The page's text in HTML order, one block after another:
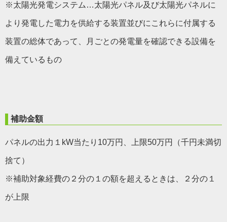
※太陽光発電システム…太陽光パネル及び太陽光パネルに
より発電した電力を供給する装置並びにこれらに付属する
装置の総体であって、月ごとの発電量を確認できる設備を
備えているもの
補助金額
パネルの出力１kW当たり10万円、上限50万円（千円未満切
捨て）
※補助対象経費の２分の１の額を超えるときは、２分の１
が上限